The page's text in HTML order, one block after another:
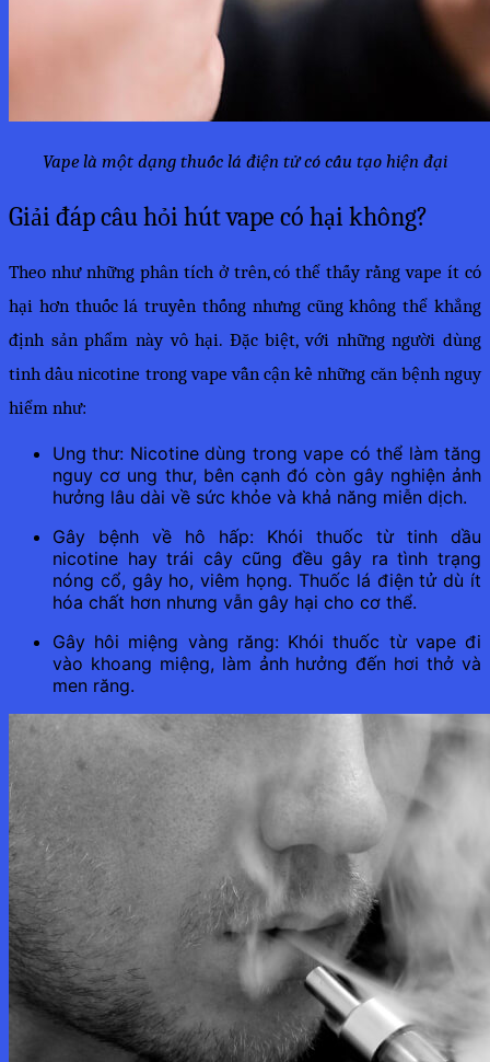
Vape là một dạng thuốc lá điện tử có cấu tạo hiện đại
Giải đáp câu hỏi hút vape có hại không?
Theo như những phân tích ở trên, có thể thấy rằng vape ít có
hại hơn thuốc lá truyền thống nhưng cũng không thể khẳng
định sản phẩm này vô hại. Đặc biệt, với những người dùng
tinh dầu nicotine trong vape vẫn cận kề những căn bệnh nguy
hiểm như:
Ung thư: Nicotine dùng trong vape có thể làm tăng
nguy cơ ung thư, bên cạnh đó còn gây nghiện ảnh
hưởng lâu dài về sức khỏe và khả năng miễn dịch.
Gây bệnh về hô hấp: Khói thuốc từ tinh dầu
nicotine hay trái cây cũng đều gây ra tình trạng
nóng cổ, gây ho, viêm họng. Thuốc lá điện tử dù ít
hóa chất hơn nhưng vẫn gây hại cho cơ thể.
Gây hôi miệng vàng răng: Khói thuốc từ vape đi
vào khoang miệng, làm ảnh hưởng đến hơi thở và
men răng.